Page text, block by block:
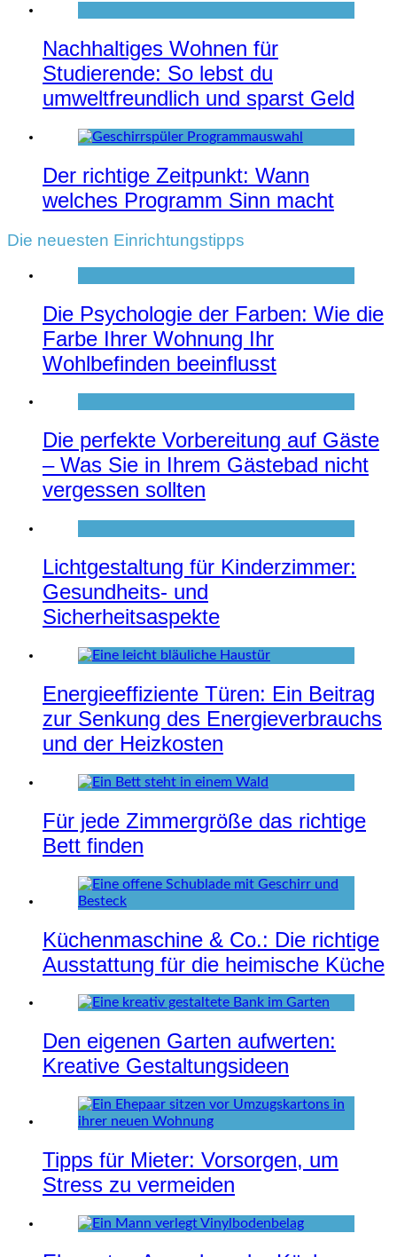
Nachhaltiges Wohnen für
Studierende: So lebst du
umweltfreundlich und sparst Geld
Der richtige Zeitpunkt: Wann
welches Programm Sinn macht
Die neuesten Einrichtungstipps
Die Psychologie der Farben: Wie die
Farbe Ihrer Wohnung Ihr
Wohlbefinden beeinflusst
Die perfekte Vorbereitung auf Gäste
– Was Sie in Ihrem Gästebad nicht
vergessen sollten
Lichtgestaltung für Kinderzimmer:
Gesundheits- und
Sicherheitsaspekte
Energieeffiziente Türen: Ein Beitrag
zur Senkung des Energieverbrauchs
und der Heizkosten
Für jede Zimmergröße das richtige
Bett finden
Küchenmaschine & Co.: Die richtige
Ausstattung für die heimische Küche
Den eigenen Garten aufwerten:
Kreative Gestaltungsideen
Tipps für Mieter: Vorsorgen, um
Stress zu vermeiden